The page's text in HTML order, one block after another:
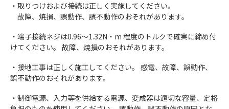
・取りつけおよび接続は正しく実施してください。
故障、焼損、誤動作、誤不動作のおそれがあります。
・端子接続ネジは0.96～1.32N・m 程度のトルクで確実に締め付
けてください。 故障、焼損のおそれがあります。
・接地工事は正しく施工してください。 感電、故障、誤動作、
誤不動作のおそれがあります。
・制御電源、入力等を供給する電源、変成器は適切な容量、定格